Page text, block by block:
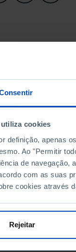
cookies
definição, apenas
Ao "Permitir
de navegação,
com as suas
cookies através
Rejeitar